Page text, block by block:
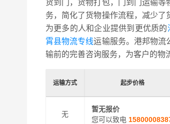
货到门，货物打包，门到门运输
务，简化了货物操作流程，减少
为更多的人和企业提供到更优质的
霄县物流专线运输服务。港邦物流
输前的完善咨询服务，为客户的物
运输方式 起步价格
无
暂无报价
您可以致电